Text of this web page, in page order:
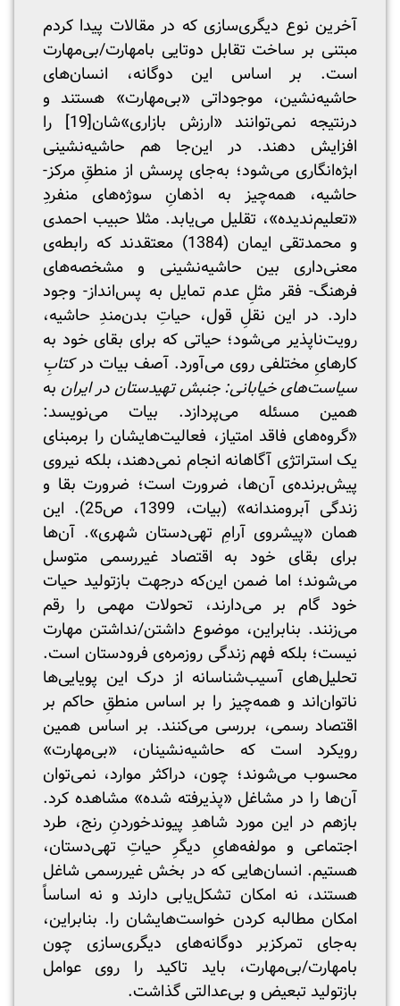
آخرین نوع دیگری‌سازی که در مقالات پیدا کردم
مبتنی بر ساخت تقابل دوتایی بامهارت/بی‌مهارت
است. بر اساس این دوگانه، انسان‌های
حاشیه‌نشین، موجوداتی «بی‌مهارت» هستند و
درنتیجه نمی‌توانند «ارزش بازاری»‌شان[19]
را
افزایش دهند. در این‌جا هم حاشیه‌نشینی
ابژه‌انگاری می‌شود؛ به‌جای پرسش از منطقِ مرکز-
حاشیه، همه‌چیز به اذهانِ سوژه‌های منفردِ
«تعلیم‌ندیده»، تقلیل می‌یابد. مثلا حبیب احمدی
و محمدتقی ایمان (1384) معتقدند که رابطه‌ی
معنی‌داری بین حاشیه‌نشینی و مشخصه‌های
فرهنگ- فقر مثلِ عدم تمایل به پس‌انداز- وجود
دارد. در این‌ نقلِ قول، حیاتِ بدن‌مندِ حاشیه،
رویت‌ناپذیر می‌شود؛ حیاتی که برای بقای خود به
کارهایِ مختلفی روی می‌آورد. آصف بیات درکتابِ
سیاست‌های خیابانی: جنبش تهی‎دستان در ایران
به
همین مسئله می‌پردازد. بیات می‌نویسد:
«گروه‌های فاقد امتیاز، فعالیت‌هایشان را برمبنای
یک استراتژی آگاهانه انجام نمی‌دهند، بلکه نیروی
پیش‌برنده‌ی آن‌ها، ضرورت است؛ ضرورت بقا و
زندگی آبرومندانه» (بیات، 1399، ص25). این
همان «پیشروی آرامِ تهی‌دستان شهری». آن‌ها
برای بقای خود به اقتصاد غیررسمی متوسل
می‌شوند؛ اما ضمن این‌که درجهت بازتولید حیات
خود گام بر می‌دارند، تحولات مهمی را رقم
می‌زنند. بنابراین، موضوع داشتن/نداشتن مهارت
نیست؛ بلکه فهم زندگی روزمره‌ی فرودستان است.
تحلیل‌های آسیب‌شناسانه از درک این پویایی‌ها
ناتوان‌اند و همه‌چیز را بر اساس منطقِ حاکم بر
اقتصاد رسمی، بررسی می‌کنند. بر اساس همین
رویکرد است که حاشیه‌نشینان، «بی‌مهارت»
محسوب می‌شوند؛ چون، دراکثر موارد، نمی‌توان
آن‌ها را در مشاغل «پذیرفته شده» مشاهده کرد.
بازهم در این مورد شاهدِ پیوندخوردنِ رنج، طرد
اجتماعی و مولفه‌هایِ دیگرِ حیاتِ تهی‌دستان،
هستیم. انسان‌هایی که در بخش غیررسمی شاغل
هستند، نه امکان تشکل‌یابی دارند و نه اساساً
امکان مطالبه کردن خواست‌هایشان را. بنابراین،
به‌جای تمرکزبر دوگانه‌های دیگری‌سازی چون
بامهارت/بی‌مهارت، باید تاکید را روی عوامل
بازتولید تبعیض و بی‌عدالتی گذاشت.